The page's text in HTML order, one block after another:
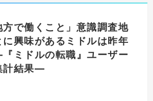
方で働くこと」意識調査地
興味があるミドルは昨年
ミドルの転職』ユーザー
計結果―